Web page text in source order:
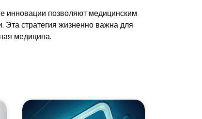
инновации позволяют медицинским
Эта стратегия жизненно важна для
медицина.